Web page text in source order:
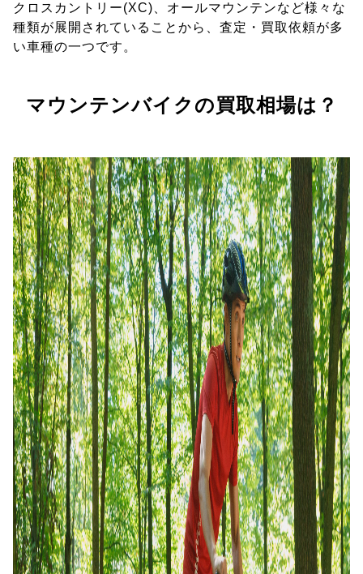
クロスカントリー(XC)、オールマウンテンなど様々な
種類が展開されていることから、査定・買取依頼が多
い車種の一つです。
マウンテンバイクの買取相場は？